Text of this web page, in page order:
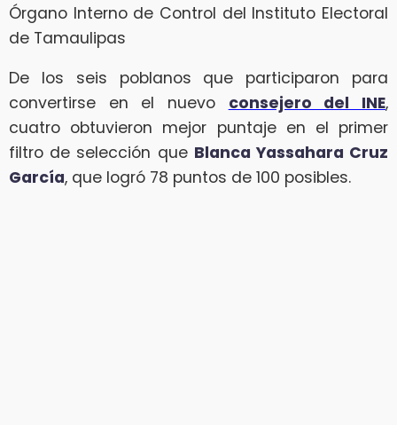
Órgano Interno de Control del Instituto Electoral
de Tamaulipas
De los seis poblanos que participaron para
convertirse en el nuevo consejero del INE,
cuatro obtuvieron mejor puntaje en el primer
filtro de selección que Blanca Yassahara Cruz
García, que logró 78 puntos de 100 posibles.